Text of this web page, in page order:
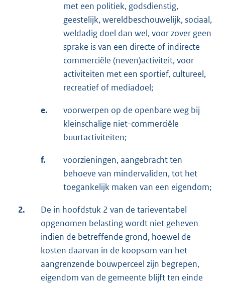
met een politiek, godsdienstig,
geestelijk, wereldbeschouwelijk, sociaal,
weldadig doel dan wel, voor zover geen
sprake is van een directe of indirecte
commerciële (neven)activiteit, voor
activiteiten met een sportief, cultureel,
recreatief of mediadoel;
e.
voorwerpen op de openbare weg bij
kleinschalige niet-commerciële
buurtactiviteiten;
f.
voorzieningen, aangebracht ten
behoeve van mindervaliden, tot het
toegankelijk maken van een eigendom;
2.
De in hoofdstuk 2 van de tarieventabel
opgenomen belasting wordt niet geheven
indien de betreffende grond, hoewel de
kosten daarvan in de koopsom van het
aangrenzende bouwperceel zijn begrepen,
eigendom van de gemeente blijft ten einde